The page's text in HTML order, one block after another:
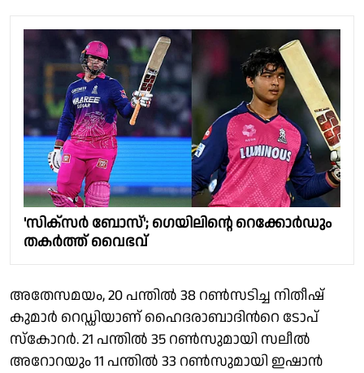
'സിക്സർ ബോസ്'; ഗെയിലിൻ്റെ റെക്കോർഡും
തകർത്ത് വൈഭവ്
അതേസമയം, 20 പന്തില്‍ 38 റണ്‍സടിച്ച നിതീഷ്
കുമാര്‍ റെഡ്ഡിയാണ് ഹൈദരാബാദിന്‍റെ ടോപ്
സ്കോറര്‍. 21 പന്തിൽ 35 റൺസുമായി സലീൽ
അറോറയും 11 പന്തിൽ 33 റൺസുമായി ഇഷാൻ